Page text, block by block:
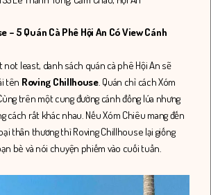
– 5 Quán Cà Phê Hội An Có View Cánh
not least, danh sách quán cà phê Hội An sẽ
tên Roving Chillhouse. Quán chỉ cách Xóm
trên một cung đường cánh đồng lúa nhưng
cách rất khác nhau. Nếu Xóm Chiêu mang đến
thân thương thì Roving Chillhouse lại giống
bè và nói chuyện phiếm vào cuối tuần.